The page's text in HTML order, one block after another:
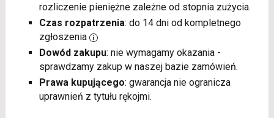
rozliczenie pieniężne zależne od stopnia zużycia.
Czas rozpatrzenia: do 14 dni od kompletnego
zgłoszenia
Dowód zakupu: nie wymagamy okazania -
sprawdzamy zakup w naszej bazie zamówień.
Prawa kupującego: gwarancja nie ogranicza
uprawnień z tytułu rękojmi.